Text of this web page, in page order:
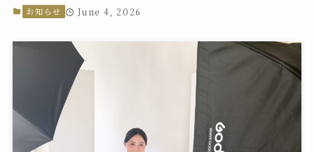
お知らせ June 4, 2026